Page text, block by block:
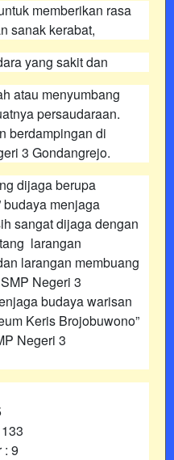
memberikan rasa
sanak kerabat,
yang sakit dan
atau menyumbang
persaudaraan.
berdampingan di
3 Gondangrejo.
dijaga berupa
budaya menjaga
sangat dijaga dengan
larangan
larangan membuang
Negeri 3
budaya warisan
Keris Brojobuwono”
Negeri 3
: 9